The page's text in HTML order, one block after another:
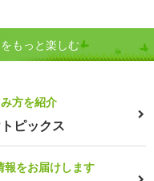
もっと楽しむ
方を紹介
ピックス
報をお届けします